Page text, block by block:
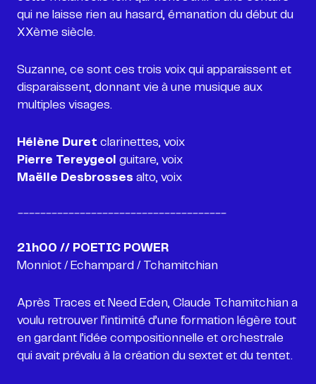
qui ne laisse rien au hasard, émanation du début du
XXème siècle.
Suzanne, ce sont ces trois voix qui apparaissent et
disparaissent, donnant vie à une musique aux
multiples visages.
Hélène Duret
Pierre Tereygeol
Maëlle Desbrosses alto, voix
-------------------------------------
21h00 // POETIC POWER
Monniot / Echampard / Tchamitchian
Après Traces et Need Eden, Claude Tchamitchian a
voulu retrouver l’intimité d’une formation légère tout
en gardant l’idée compositionnelle et orchestrale
qui avait prévalu à la création du sextet et du tentet.